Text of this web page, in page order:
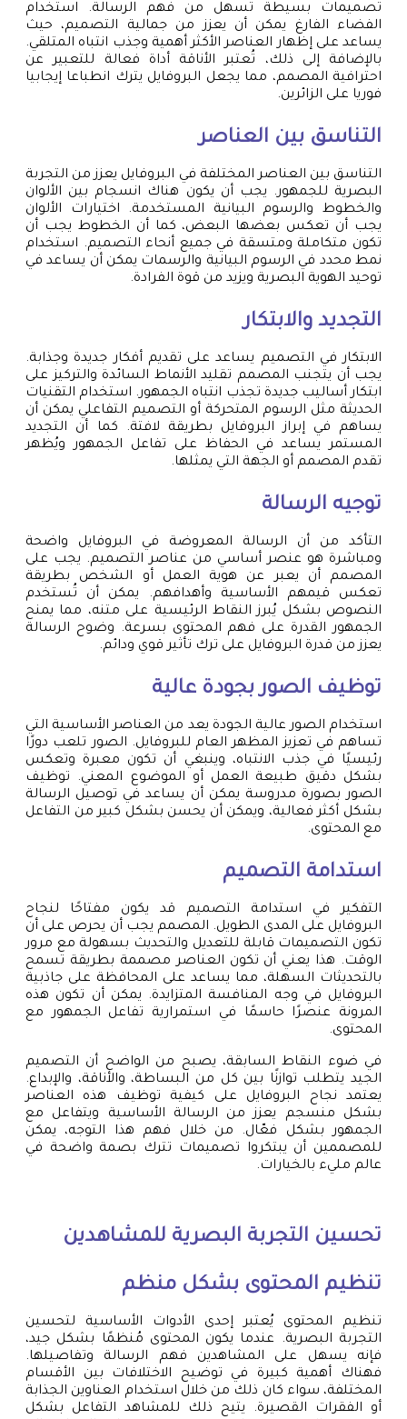
تصميمات بسيطة تسهل من فهم الرسالة. استخدام
الفضاء الفارغ يمكن أن يعزز من جمالية التصميم، حيث
يساعد على إظهار العناصر الأكثر أهمية وجذب انتباه المتلقي.
بالإضافة إلى ذلك، تُعتبر الأناقة أداة فعالة للتعبير عن
احترافية المصمم، مما يجعل البروفايل يترك انطباعا إيجابيا
فوريا على الزائرين.
التناسق بين العناصر
التناسق بين العناصر المختلفة في البروفايل يعزز من التجربة
البصرية للجمهور. يجب أن يكون هناك انسجام بين الألوان
والخطوط والرسوم البيانية المستخدمة. اختيارات الألوان
يجب أن تعكس بعضها البعض، كما أن الخطوط يجب أن
تكون متكاملة ومتسقة في جميع أنحاء التصميم. استخدام
نمط محدد في الرسوم البيانية والرسمات يمكن أن يساعد في
توحيد الهوية البصرية ويزيد من قوة الفرادة.
التجديد والابتكار
الابتكار في التصميم يساعد على تقديم أفكار جديدة وجذابة.
يجب أن يتجنب المصمم تقليد الأنماط السائدة والتركيز على
ابتكار أساليب جديدة تجذب انتباه الجمهور. استخدام التقنيات
الحديثة مثل الرسوم المتحركة أو التصميم التفاعلي يمكن أن
يساهم في إبراز البروفايل بطريقة لافتة. كما أن التجديد
المستمر يساعد في الحفاظ على تفاعل الجمهور ويُظهر
تقدم المصمم أو الجهة التي يمثلها.
توجيه الرسالة
التأكد من أن الرسالة المعروضة في البروفايل واضحة
ومباشرة هو عنصر أساسي من عناصر التصميم. يجب على
المصمم أن يعبر عن هوية العمل أو الشخص بطريقة
تعكس قيمهم الأساسية وأهدافهم. يمكن أن تُستخدم
النصوص بشكل يُبرز النقاط الرئيسية على متنه، مما يمنح
الجمهور القدرة على فهم المحتوى بسرعة. وضوح الرسالة
يعزز من قدرة البروفايل على ترك تأثير قوي ودائم.
توظيف الصور بجودة عالية
استخدام الصور عالية الجودة يعد من العناصر الأساسية التي
تساهم في تعزيز المظهر العام للبروفايل. الصور تلعب دورًا
رئيسيًا في جذب الانتباه، وينبغي أن تكون معبرة وتعكس
بشكل دقيق طبيعة العمل أو الموضوع المعني. توظيف
الصور بصورة مدروسة يمكن أن يساعد في توصيل الرسالة
بشكل أكثر فعالية، ويمكن أن يحسن بشكل كبير من التفاعل
مع المحتوى.
استدامة التصميم
التفكير في استدامة التصميم قد يكون مفتاحًا لنجاح
البروفايل على المدى الطويل. المصمم يجب أن يحرص على أن
تكون التصميمات قابلة للتعديل والتحديث بسهولة مع مرور
الوقت. هذا يعني أن تكون العناصر مصممة بطريقة تسمح
بالتحديثات السهلة، مما يساعد على المحافظة على جاذبية
البروفايل في وجه المنافسة المتزايدة. يمكن أن تكون هذه
المرونة عنصرًا حاسمًا في استمرارية تفاعل الجمهور مع
المحتوى.
في ضوء النقاط السابقة، يصبح من الواضح أن التصميم
الجيد يتطلب توازنًا بين كل من البساطة، والأناقة، والإبداع.
يعتمد نجاح البروفايل على كيفية توظيف هذه العناصر
بشكل منسجم يعزز من الرسالة الأساسية ويتفاعل مع
الجمهور بشكل فعّال. من خلال فهم هذا التوجه، يمكن
للمصممين أن يبتكروا تصميمات تترك بصمة واضحة في
عالم مليء بالخيارات.
تحسين التجربة البصرية للمشاهدين
تنظيم المحتوى بشكل منظم
تنظيم المحتوى يُعتبر إحدى الأدوات الأساسية لتحسين
التجربة البصرية. عندما يكون المحتوى مُنظمًا بشكل جيد،
فإنه يسهل على المشاهدين فهم الرسالة وتفاصيلها.
فهناك أهمية كبيرة في توضيح الاختلافات بين الأقسام
المختلفة، سواء كان ذلك من خلال استخدام العناوين الجذابة
أو الفقرات القصيرة. يتيح ذلك للمشاهد التفاعل بشكل